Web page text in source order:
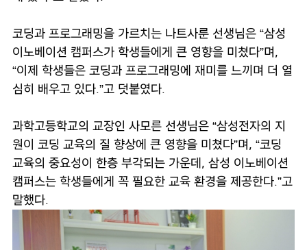
코딩과 프로그래밍을 가르치는 나트사룬 선생님은 “삼성
이노베이션 캠퍼스가 학생들에게 큰 영향을 미쳤다”며,
“이제 학생들은 코딩과 프로그래밍에 재미를 느끼며 더 열
심히 배우고 있다.”고 덧붙였다.
과학고등학교의 교장인 사모른 선생님은 “삼성전자의 지
원이 코딩 교육의 질 향상에 큰 영향을 미쳤다”며, “코딩
교육의 중요성이 한층 부각되는 가운데, 삼성 이노베이션
캠퍼스는 학생들에게 꼭 필요한 교육 환경을 제공한다.”고
말했다.